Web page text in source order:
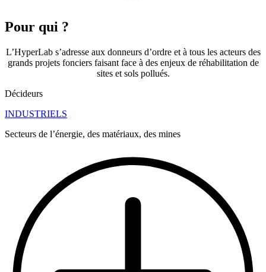
Pour qui ?
L’HyperLab s’adresse aux donneurs d’ordre et à tous les acteurs des
grands projets fonciers faisant face à des enjeux de réhabilitation de
sites et sols pollués.
Décideurs
INDUSTRIELS
Secteurs de l’énergie, des matériaux, des mines